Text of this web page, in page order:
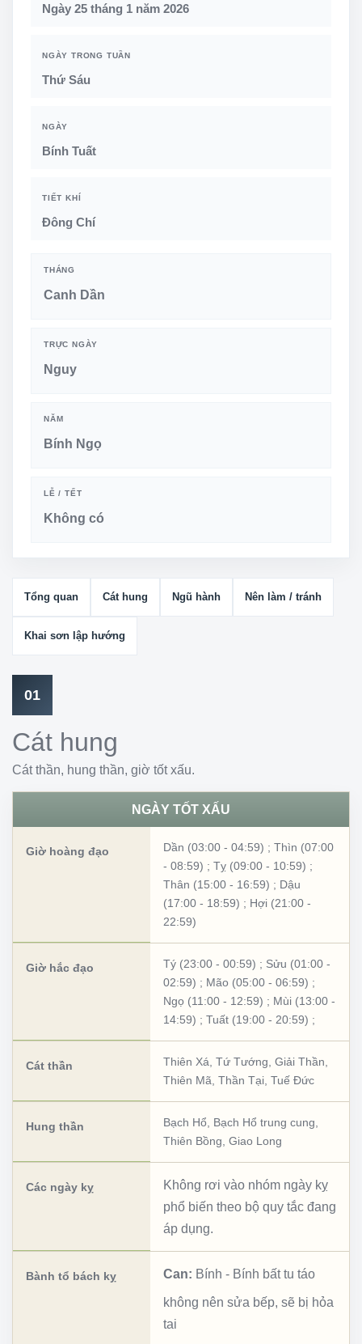
Ngày 25 tháng 1 năm 2026
NGÀY TRONG TUẦN
Thứ Sáu
NGÀY
Bính Tuất
TIẾT KHÍ
Đông Chí
THÁNG
Canh Dần
TRỰC NGÀY
Nguy
NĂM
Bính Ngọ
LỄ / TẾT
Không có
Tổng quan Cát hung Ngũ hành Nên làm / tránh
Khai sơn lập hướng
01
Cát hung
Cát thần, hung thần, giờ tốt xấu.
NGÀY TỐT XẤU
Giờ hoàng đạo Dần (03:00 - 04:59) ; Thìn (07:00
- 08:59) ; Tỵ (09:00 - 10:59) ;
Thân (15:00 - 16:59) ; Dậu
(17:00 - 18:59) ; Hợi (21:00 -
22:59)
Giờ hắc đạo Tý (23:00 - 00:59) ; Sửu (01:00 -
02:59) ; Mão (05:00 - 06:59) ;
Ngọ (11:00 - 12:59) ; Mùi (13:00 -
14:59) ; Tuất (19:00 - 20:59) ;
Cát thần Thiên Xá Tứ Tướng Giải Thần
Thiên Mã Thần Tại Tuế Đức
Hung thần Bạch Hổ Bạch Hổ trung cung
Thiên Bồng Giao Long
Các ngày kỵ
Không rơi vào nhóm ngày kỵ
phổ biến theo bộ quy tắc đang
áp dụng.
Bành tổ bách kỵ Can: Bính - Bính bất tu táo
không nên sửa bếp, sẽ bị hỏa
tai